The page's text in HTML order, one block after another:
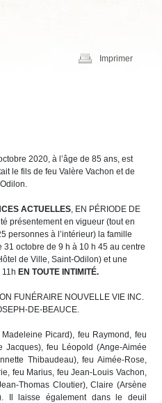
Imprimer
2020, à l’âge de 85 ans, est
le fils de feu Valère Vachon et de
ACTUELLES, EN PÉRIODE DE
présentement en vigueur (tout en
personnes à l’intérieur) la famille
octobre de 9 h à 10 h 45 au centre
de Ville, Saint-Odilon) et une
EN TOUTE INTIMITÉ.
FUNÉRAIRE NOUVELLE VIE INC.
DE-BEAUCE.
Picard), feu Raymond, feu
Jacques), feu Léopold (Ange-Aimée
Thibaudeau), feu Aimée-Rose,
feu Marius, feu Jean-Louis Vachon,
Thomas Cloutier), Claire (Arsène
Il laisse également dans le deuil